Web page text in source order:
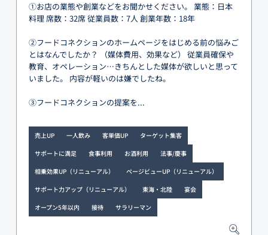
①お店の業態や創業などをお聞かせください。 業態：日本
料理 席数：32席 従業員数：7人 創業年数：18年
②フードコネクションのホームページをはじめる前の悩みご
とはなんでしたか？ （媒体費用、効果など） 従業員確保や
教育、オペレーション…きちんとした媒体が欲しいと思って
いました。 内容が軽いのは嫌でしたね。
③フードコネクションの提案を...
売上UP 一人飲み 客単価UP
ターゲット集客
サポートに満足
食事利用 お酒利用
法事/慶事
相乗効果UP（リニューアル）
ページビューUP（リニューアル）
サポート力アップ（リニューアル）
東海・北陸
宴会
オープン5年以内
接待 サラリーマン